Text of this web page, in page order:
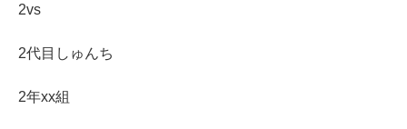
2vs
2代目しゅんち
2年xx組